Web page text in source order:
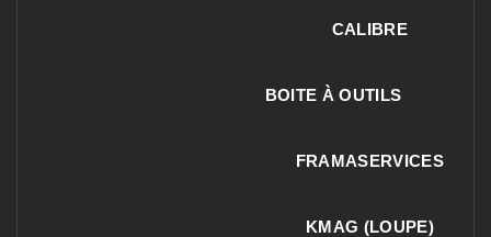
CALIBRE
BOITE À OUTILS
FRAMASERVICES
KMAG (LOUPE)